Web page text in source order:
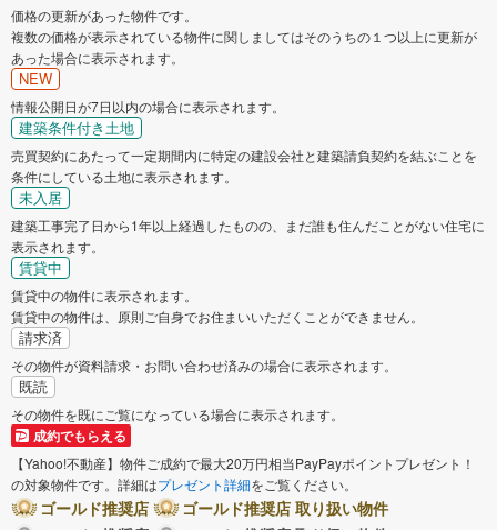
価格の更新があった物件です。
複数の価格が表示されている物件に関しましてはそのうちの１つ以上に更新が
あった場合に表示されます。
NEW
情報公開日が7日以内の場合に表示されます。
建築条件付き土地
売買契約にあたって一定期間内に特定の建設会社と建築請負契約を結ぶことを
条件にしている土地に表示されます。
未入居
建築工事完了日から1年以上経過したものの、まだ誰も住んだことがない住宅に
表示されます。
賃貸中
賃貸中の物件に表示されます。
賃貸中の物件は、原則ご自身でお住まいいただくことができません。
請求済
その物件が資料請求・お問い合わせ済みの場合に表示されます。
既読
その物件を既にご覧になっている場合に表示されます。
成約でもらえる
【Yahoo!不動産】物件ご成約で最大20万円相当PayPayポイントプレゼント！
の対象物件です。詳細はプレゼント詳細をご覧ください。
ゴールド推奨店
ゴールド推奨店 取り扱い物件